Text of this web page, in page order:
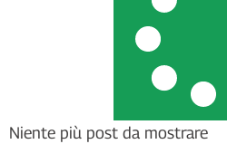
Niente più post da mostrare